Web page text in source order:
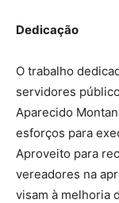
Dedicação
O trabalho
servidores
Aparecido
esforços para
Aproveito para
vereadores na
visam à melhoria